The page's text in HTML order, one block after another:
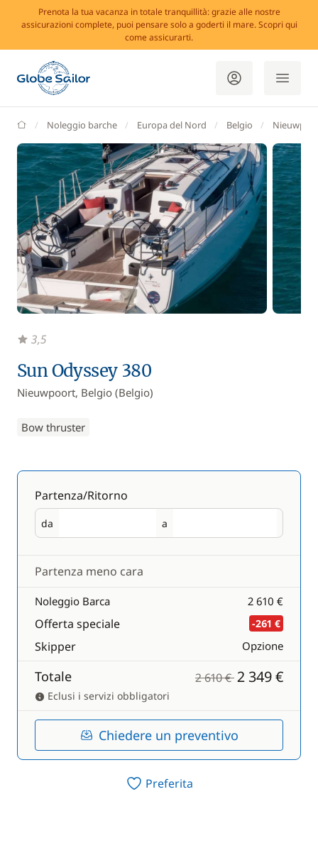
Prenota la tua vacanza in totale tranquillità: grazie alle nostre
assicurazioni complete, puoi pensare solo a goderti il mare. Scopri qui
come assicurarti.
GlobeSailor
Noleggio barche Europa del Nord Belgio
Sun Odyssey 380
Nieuwpoort, Belgio (Belgio)
Bow thruster
3,5
Partenza/Ritorno
da
Partenza a
Ritorno
Partenza meno cara
Noleggio Barca 2 610 €
Offerta speciale -261 €
Skipper Opzione
Totale 2 610 €2 349 €
Eclusi i servizi obbligatori
Chiedere un preventivo
Preferita